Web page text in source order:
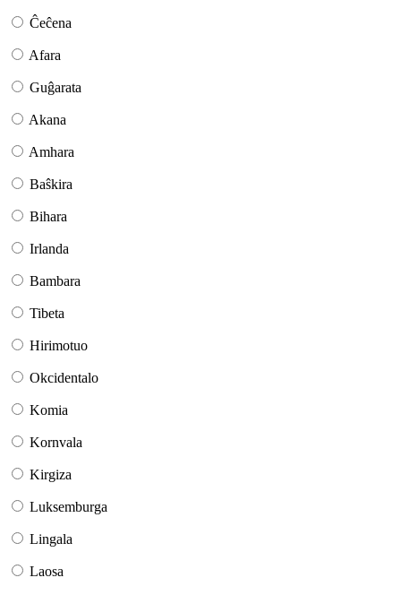
Ĉeĉena
Afara
Guĝarata
Akana
Amhara
Baŝkira
Bihara
Irlanda
Bambara
Tibeta
Hirimotuo
Okcidentalo
Komia
Kornvala
Kirgiza
Luksemburga
Lingala
Laosa